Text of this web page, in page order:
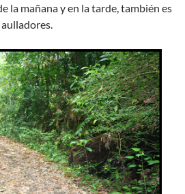
la mañana y en la tarde, también es